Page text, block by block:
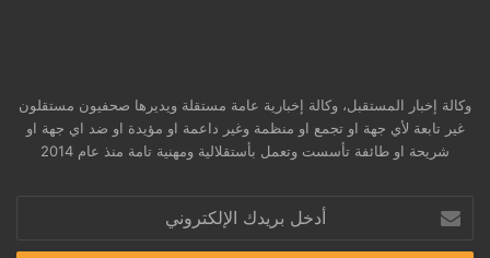
وكالة إخبار المستقبل، وكالة إخبارية عامة مستقلة ويديرها صحفيون مستقلون
غير تابعة لأي جهة او تجمع او منظمة وغير داعمة او مؤيدة او ضد اي جهة او
شريحة او طائفة تأسست وتعمل بأستقلالية ومهنية تامة منذ عام 2014
بريدك
الإلكتروني